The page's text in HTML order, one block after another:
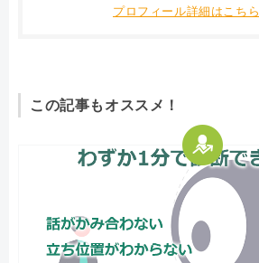
プロフィール詳細はこちら
この記事もオススメ！